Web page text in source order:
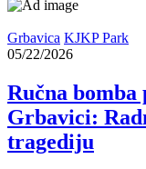
Grbavica KJKP Park
05/22/2026
Ručna bomba
Grbavici:
tragediju